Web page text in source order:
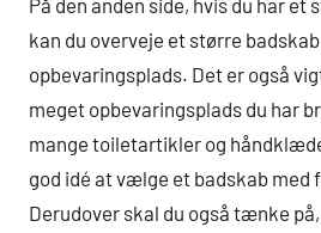
På den anden side, hvis du har
kan du overveje et større
opbevaringsplads. Det er også
meget opbevaringsplads du har
mange toiletartikler og
god idé at vælge et badskab med
Derudover skal du også tænke